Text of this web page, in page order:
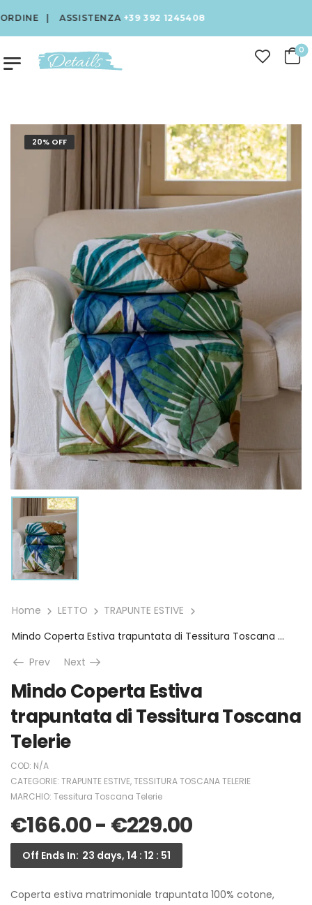
| ASSISTENZA+39 392 1245408
0
20% OFF
Home LETTO
TRAPUNTE ESTIVE
Mindo Coperta Estiva trapuntata di Tessitura Toscana Telerie
Prev
Next
Mindo Coperta Estiva
trapuntata di Tessitura Toscana
Telerie
COD: N/A
CATEGORIE: TRAPUNTE ESTIVE,TESSITURA TOSCANA TELERIE
MARCHIO: Tessitura Toscana Telerie
€166.00- €229.00
Off Ends In: 23 days, 14 : 12 : 50
Coperta estiva matrimoniale trapuntata 100% cotone,